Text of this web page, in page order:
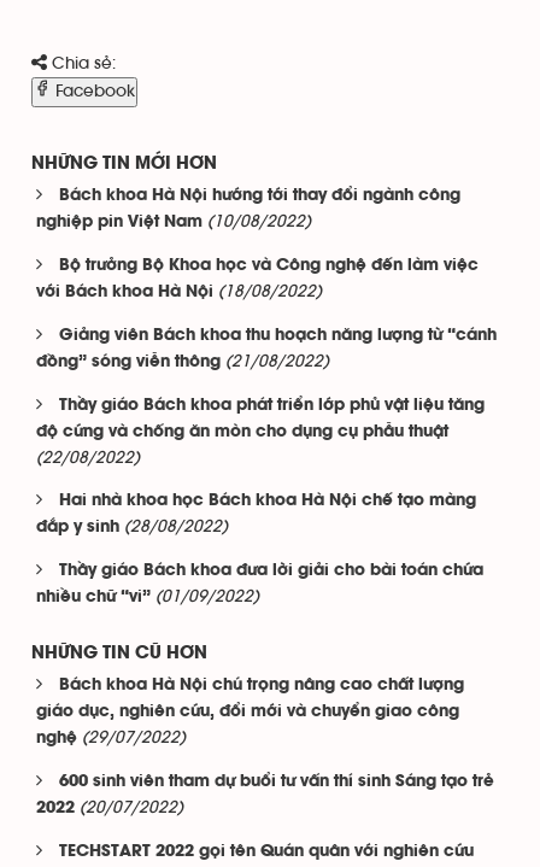
Chia sẻ:
Facebook
NHỮNG TIN MỚI HƠN
Bách khoa Hà Nội hướng tới thay đổi ngành công
nghiệp pin Việt Nam (10/08/2022)
Bộ trưởng Bộ Khoa học và Công nghệ đến làm việc
với Bách khoa Hà Nội (18/08/2022)
Giảng viên Bách khoa thu hoạch năng lượng từ “cánh
đồng” sóng viễn thông (21/08/2022)
Thầy giáo Bách khoa phát triển lớp phủ vật liệu tăng
độ cứng và chống ăn mòn cho dụng cụ phẫu thuật
(22/08/2022)
Hai nhà khoa học Bách khoa Hà Nội chế tạo màng
đắp y sinh (28/08/2022)
Thầy giáo Bách khoa đưa lời giải cho bài toán chứa
nhiều chữ “vi” (01/09/2022)
NHỮNG TIN CŨ HƠN
Bách khoa Hà Nội chú trọng nâng cao chất lượng
giáo dục, nghiên cứu, đổi mới và chuyển giao công
nghệ (29/07/2022)
600 sinh viên tham dự buổi tư vấn thí sinh Sáng tạo trẻ
2022 (20/07/2022)
TECHSTART 2022 gọi tên Quán quân với nghiên cứu